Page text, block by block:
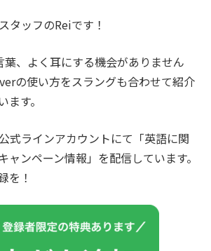
タッフのReiです！
、よく耳にする機会がありません
の使い方をスラングも合わせて紹介
す。
式ラインアカウントにて「英語に関
ャンペーン情報」を配信しています。
を！